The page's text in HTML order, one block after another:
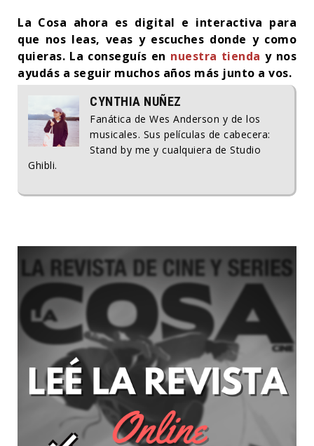
La Cosa ahora es digital e interactiva para
que nos leas, veas y escuches donde y como
quieras. La conseguís en nuestra tienda y nos
ayudás a seguir muchos años más junto a vos.
CYNTHIA NUÑEZ
Fanática de Wes Anderson y de los
musicales. Sus películas de cabecera:
Stand by me y cualquiera de Studio
Ghibli.